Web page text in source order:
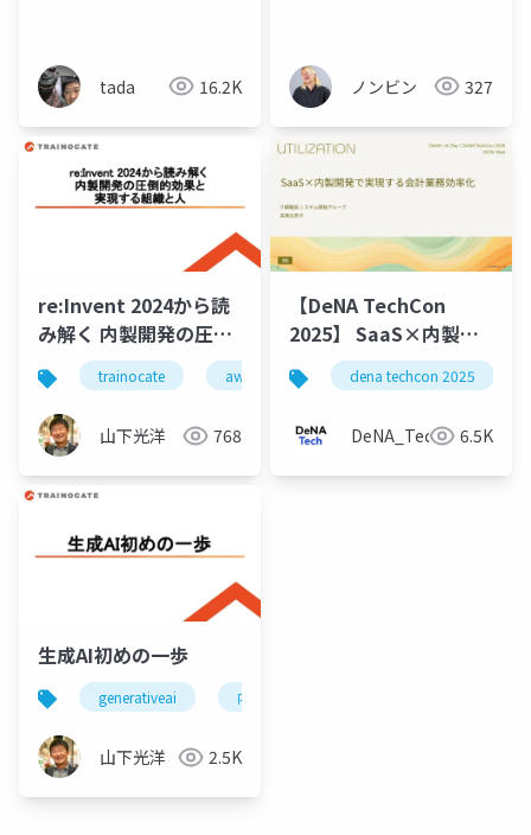
#jjug_ccc
tada 16.2K
プとは
ノンビン 327
re:Invent 2024から読
み解く 内製開発の圧倒
的効果と 実現する組織
と人
trainocate aws
山下光洋 768
【DeNA TechCon
2025】 SaaS×内製開
発で実現する会計業務
効率化
dena techcon 2025
DeNA_Tech 6.5K
生成AI初めの一歩
generativeai 内製開発
山下光洋 2.5K